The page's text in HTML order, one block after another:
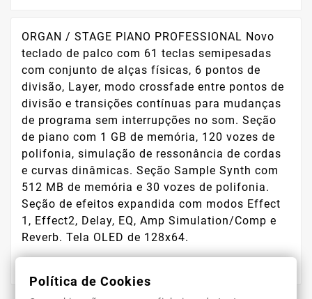
ORGAN / STAGE PIANO PROFESSIONAL Novo
teclado de palco com 61 teclas semipesadas
com conjunto de alças físicas, 6 pontos de
divisão, Layer, modo crossfade entre pontos de
divisão e transições contínuas para mudanças
de programa sem interrupções no som. Seção
de piano com 1 GB de memória, 120 vozes de
polifonia, simulação de ressonância de cordas
e curvas dinâmicas. Seção Sample Synth com
512 MB de memória e 30 vozes de polifonia.
Seção de efeitos expandida com modos Effect
1, Effect2, Delay, EQ, Amp Simulation/Comp e
Reverb. Tela OLED de 128x64.
Política de Cookies